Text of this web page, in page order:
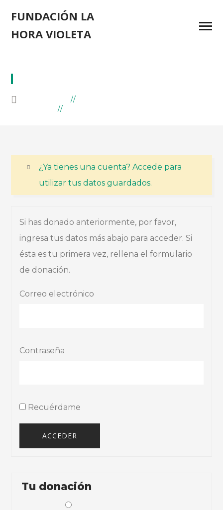
FUNDACIÓN LA
HORA VIOLETA
¿Ya tienes una cuenta? Accede para
utilizar tus datos guardados.
Si has donado anteriormente, por favor,
ingresa tus datos más abajo para acceder. Si
ésta es tu primera vez, rellena el formulario
de donación.
Correo electrónico
Contraseña
Recuérdame
Tu donación